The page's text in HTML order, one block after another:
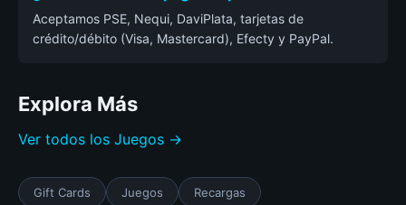
Aceptamos PSE, Nequi, DaviPlata, tarjetas de
crédito/débito (Visa, Mastercard), Efecty y PayPal.
Explora Más
Ver todos los Juegos →
Gift Cards Juegos Recargas